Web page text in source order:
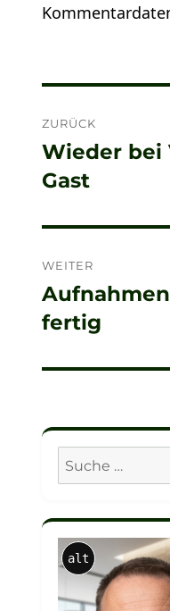
ZURÜCK
Vorheriger
Beitrag:
Wieder bei
Gast
WEITER
Nächster
Beitrag:
fertig
Suche
nach:
alt